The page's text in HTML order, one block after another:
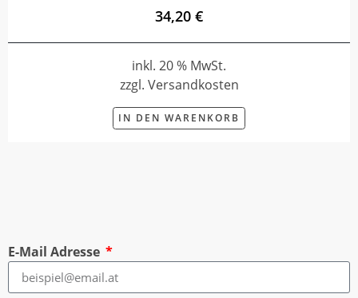
34,20 €
inkl. 20 % MwSt.
zzgl. Versandkosten
IN DEN WARENKORB
E-Mail Adresse